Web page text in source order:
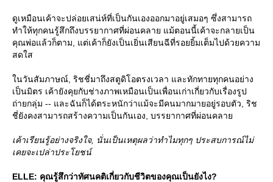
ดูเหมือนเค้าจะปล่อยเสน่ห์ที่เป็นกันเองออกมาอยู่เสมอๆ ซึ่งสามารถ
ทำให้ทุกคนรู้สึกถึงบรรยากาศที่ผ่อนคลาย แม้ตอนนี้เค้าจะกลายเป็น
คุณพ่อแล้วก็ตาม, แต่เค้าก็ยังเป็นเยิ่นเสียนฉีที่รอยยิ้มเต็มไปด้วยความ
สดใส
นวันสัมภาษณ์, ริชชี่มาถึงสตูดิโอตรงเวลา และทักทายทุกคนอย่าง
เป็นมิตร เค้ายังคุยกับช่างภาพเหมือนเป็นเพื่อนเก่าเกี่ยวกับเรื่องรูป
ถ่ายกลุ่ม -- และฉันก็ได้ตระหนักว่าแม้จะมีคนมากมายอยู่รอบตัว, ริช
ชี่ยังคงสามารถสร้างความเป็นกันเอง, บรรยากาศที่ผ่อนคลา
เค้าเรียนรู้อย่างจริงใจ, นั่นเป็นเหตุผลว่าทำไมทุกๆ ประสบการณ์ไม่
เคยจะเปล่าประโยชน์
ELLE: คุณรู้สึกว่าทัศนคติเกี่ยวกับชีวิตของคุณเป็นยังไง?